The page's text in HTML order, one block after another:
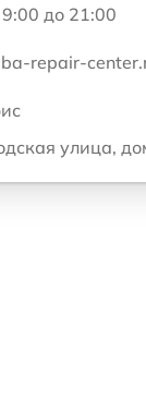
до 21:00
repair-
улица,